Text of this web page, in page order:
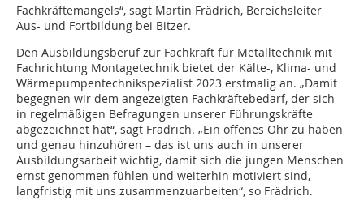
Fachkräftemangels“, sagt Martin Frädrich, Bereichsleiter
Aus- und Fortbildung bei Bitzer.
Den Ausbildungsberuf zur Fachkraft für Metalltechnik mit
Fachrichtung Montagetechnik bietet der Kälte-, Klima- und
Wärmepumpentechnikspezialist 2023 erstmalig an. „Damit
begegnen wir dem angezeigten Fachkräftebedarf, der sich
in regelmäßigen Befragungen unserer Führungskräfte
abgezeichnet hat“, sagt Frädrich. „Ein offenes Ohr zu haben
und genau hinzuhören – das ist uns auch in unserer
Ausbildungsarbeit wichtig, damit sich die jungen Menschen
ernst genommen fühlen und weiterhin motiviert sind,
langfristig mit uns zusammenzuarbeiten“, so Frädrich.